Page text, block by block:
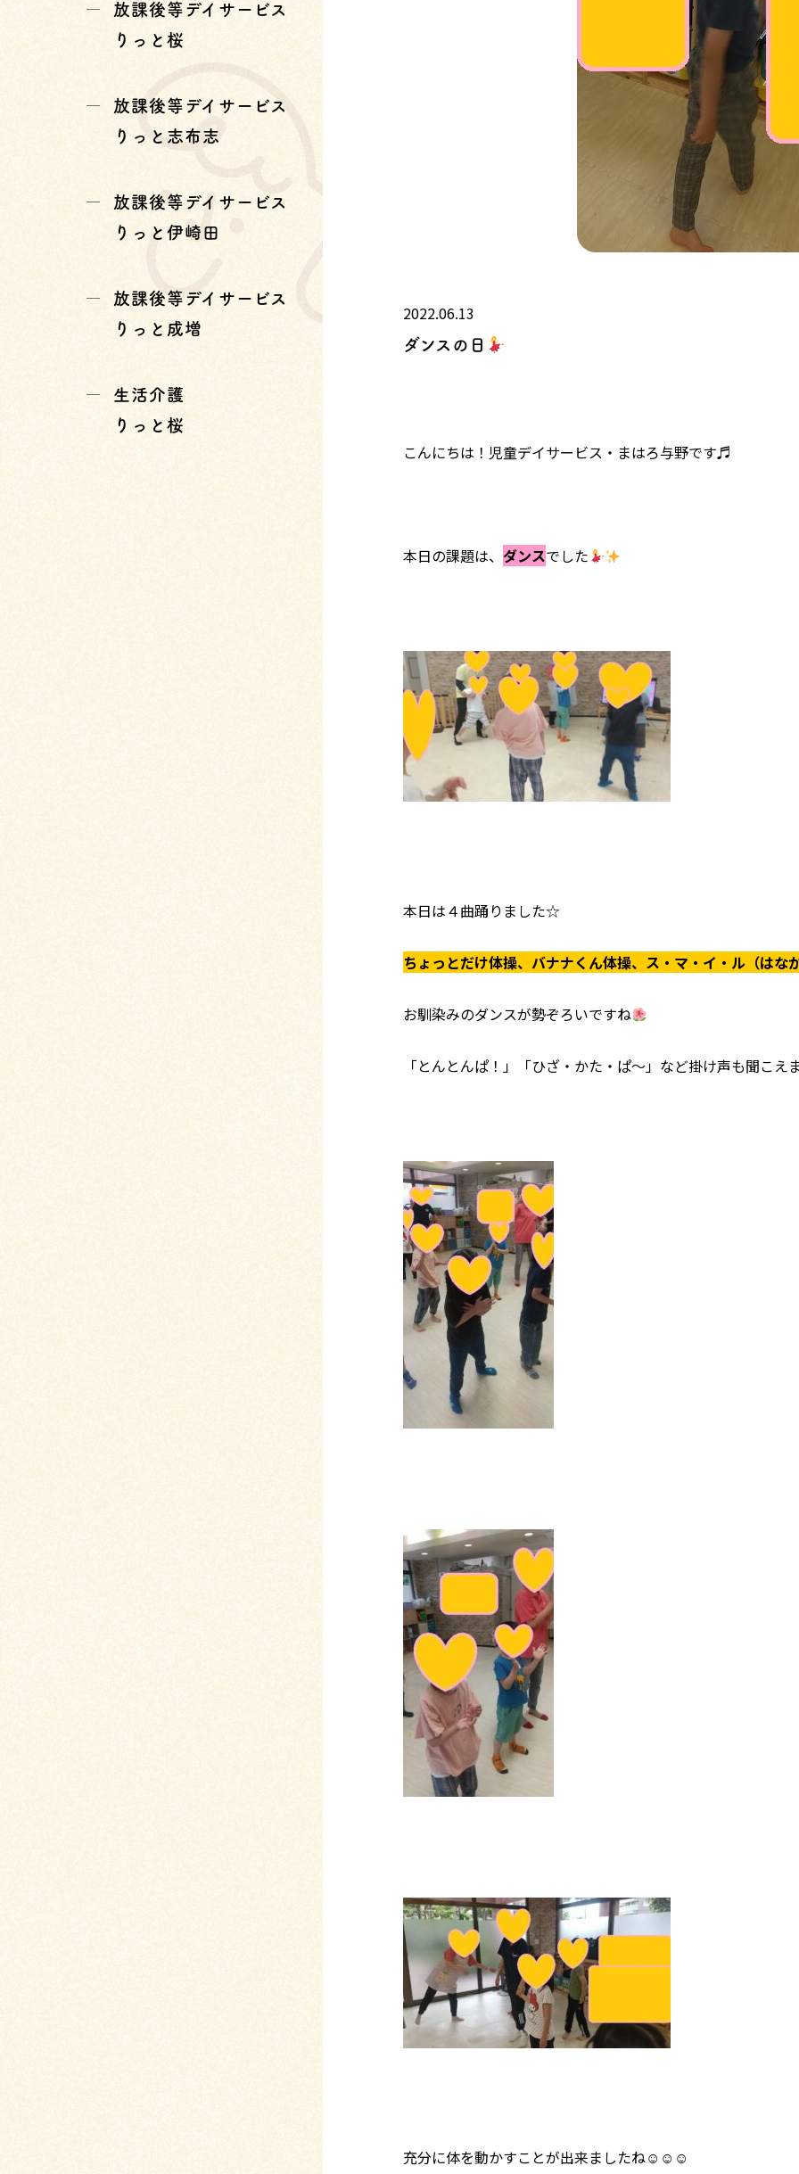
2022.06.13
ダンスの日
こんにちは！児童デイサービス・まはろ与野です♬
本日の課題は、 ダンスでした
本日は４曲踊りました☆
ちょっとだけ体操、バナナくん体操、ス・マ・イ・ル（はな
お馴染みのダンスが勢ぞろいですね
「とんとんぱ！」「ひざ・かた・ぱ～」など掛け声も聞こえ
充分に体を動かすことが出来ましたね☺☺☺
放課後等デイサービス
りっと桜
放課後等デイサービス
りっと志布志
放課後等デイサービス
りっと伊崎田
放課後等デイサービス
りっと成増
生活介護
りっと桜